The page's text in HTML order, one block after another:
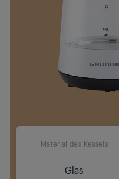
Material des Kessels
Glas